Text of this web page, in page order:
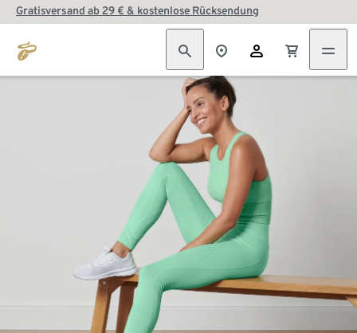
Gratisversand ab 29 € & kostenlose Rücksendung